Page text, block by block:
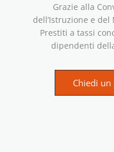
Grazie alla
dell’Istruzione e
Prestiti a tassi
dipendenti
Chiedi